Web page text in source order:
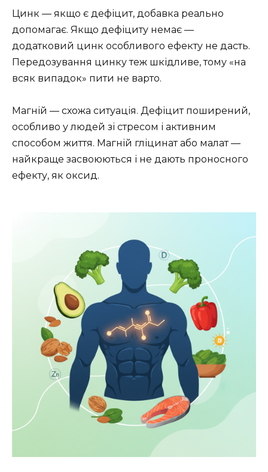
Цинк — якщо є дефіцит, добавка реально
допомагає. Якщо дефіциту немає —
додатковий цинк особливого ефекту не дасть.
Передозування цинку теж шкідливе, тому «на
всяк випадок» пити не варто.
Магній — схожа ситуація. Дефіцит поширений,
особливо у людей зі стресом і активним
способом життя. Магній гліцинат або малат —
найкраще засвоюються і не дають проносного
ефекту, як оксид.